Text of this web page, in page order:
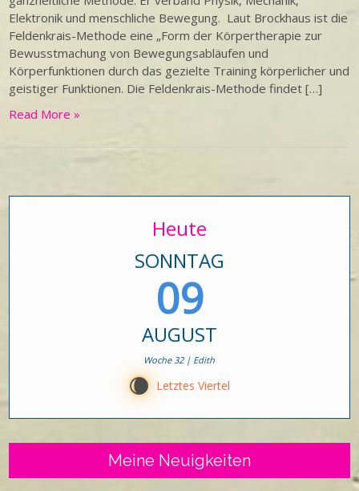
Elektronik und menschliche Bewegung. Laut Brockhaus ist die
Feldenkrais-Methode eine „Form der Körpertherapie zur
Bewusstmachung von Bewegungsabläufen und
Körperfunktionen durch das gezielte Training körperlicher und
geistiger Funktionen. Die Feldenkrais-Methode findet […]
Read More »
Heute
SONNTAG
09
AUGUST
Woche 32 | Edith
W Letztes Viertel
Meine Neuigkeiten